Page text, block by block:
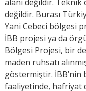
alanı değildir. Teknik
değildir. Burası
Yani Cebeci bölgesi
İBB projesi ya da
Bölgesi Projesi, bir
maden ruhsatı
göstermiştir. İBB’nin
faaliyetinde, hafriyat